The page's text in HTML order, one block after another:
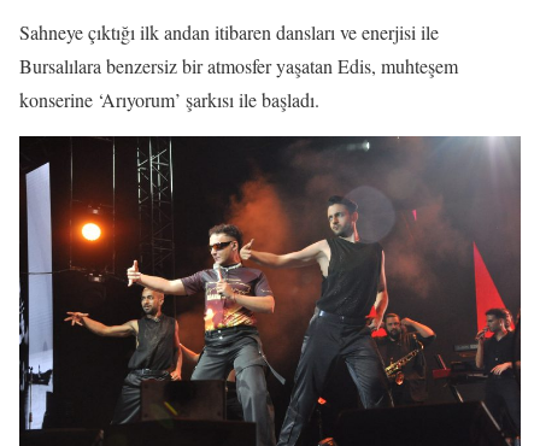
Sahneye çıktığı ilk andan itibaren dansları ve enerjisi ile
Bursalılara benzersiz bir atmosfer yaşatan Edis, muhteşem
konserine ‘Arıyorum’ şarkısı ile başladı.